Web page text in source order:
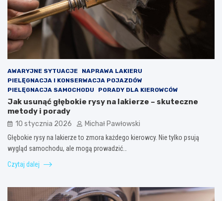
AWARYJNE SYTUACJE
NAPRAWA LAKIERU
PIELĘGNACJA I KONSERWACJA POJAZDÓW
PIELĘGNACJA SAMOCHODU
PORADY DLA KIEROWCÓW
Jak usunąć głębokie rysy na lakierze – skuteczne
metody i porady
10 stycznia 2026 Michał Pawłowski
Głębokie rysy na lakierze to zmora każdego kierowcy. Nie tylko psują
wygląd samochodu, ale mogą prowadzić…
Czytaj dalej